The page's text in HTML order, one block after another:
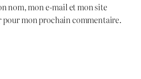
nom, mon e-mail et mon site
pour mon prochain commentaire.